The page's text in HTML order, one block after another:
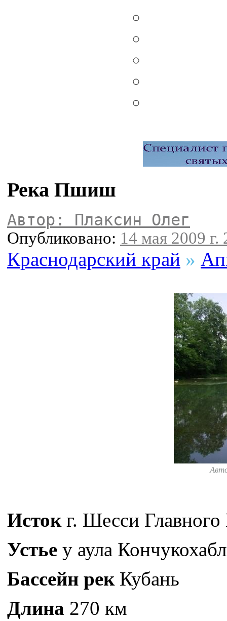
Река Пшиш
Автор: Плаксин Олег
Опубликовано: 14 мая 2009 г.
Краснодарский край »
Истокг. Шесси Главного
Устье у аула
Бассейн рекКубань
Длина 270 км